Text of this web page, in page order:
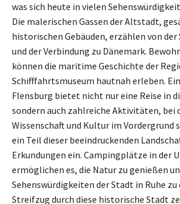
was sich heute in vielen
Die malerischen Gassen der Altstadt,
historischen Gebäuden, erzählen von
und der Verbindung zu Dänemark.
können die maritime Geschichte der
Schifffahrtsmuseum hautnah erleben.
Flensburg bietet nicht nur eine Reise in
sondern auch zahlreiche Aktivitäten, bei
Wissenschaft und Kultur im Vordergrund
ein Teil dieser beeindruckenden
Erkundungen ein. Campingplätze in der
ermöglichen es, die Natur zu genießen
Sehenswürdigkeiten der Stadt in Ruhe zu
Streifzug durch diese historische Stadt